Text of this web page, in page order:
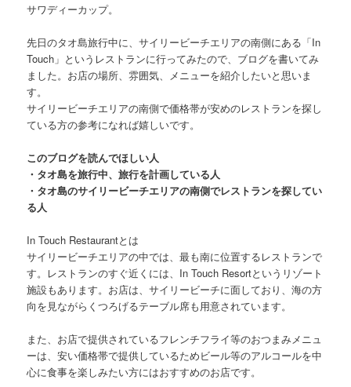
サワディーカップ。
先日のタオ島旅行中に、サイリービーチエリアの南側にある「In
Touch」 というレストランに行ってみたので、ブログを書いてみ
ました。お店の場所、雰囲気、メニューを紹介したいと思いま
す。
サイリービーチエリアの南側で価格帯が安めのレストランを探し
ている方の参考になれば嬉しいです。
このブログを読んでほしい人
・タオ島を旅行中、旅行を計画している人
・タオ島のサイリービーチエリアの南側でレストランを探してい
る人
In Touch Restaurantとは
サイリービーチエリアの中では、最も南に位置するレストランで
す。レストランのすぐ近くには、In Touch Resortというリゾート
施設もあります。お店は、サイリービーチに面しており、海の方
向を見ながらくつろげるテーブル席も用意されています。
また、お店で提供されているフレンチフライ等のおつまみメニュ
ーは、安い価格帯で提供しているためビール等のアルコールを中
心に食事を楽しみたい方にはおすすめのお店です。